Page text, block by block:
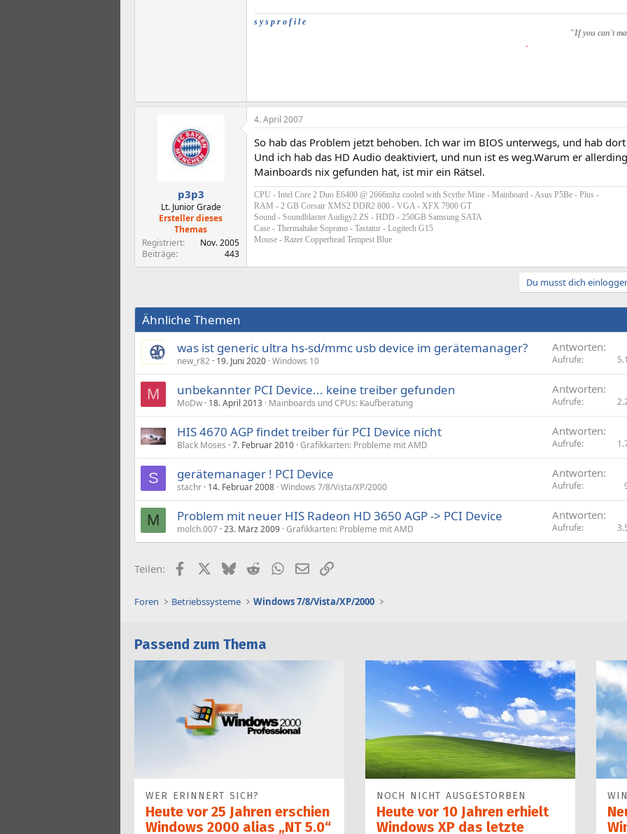
s y s p r o f i l e
"If you can't
.
p3p3
Lt. Junior Grade
Ersteller dieses
Themas
Registriert
Nov. 2005
Beiträge
443
4. April 2007
So hab das Problem jetzt behoben. Ich war im BIOS unterwegs, und hab
Und ich hab das HD Audio deaktiviert, und nun ist es weg.Warum er
Mainboards nix gefunden hat, ist mir ein Rätsel.
CPU - Intel Core 2 Duo E6400 @ 2666mhz cooled with Scythe Mine - Mainboard - Asus P5Be - Plus -
RAM - 2 GB Corsair XMS2 DDR2 800 - VGA - XFX 7900 GT
Sound - Soundblaster Audigy2 ZS - HDD - 250GB Samsung SATA
Case - Thermaltake Soprano - Tastatur - Logitech G15
Mouse - Razer Copperhead Tempest Blue
Du musst dich
Ähnliche Themen
was ist generic ultra hs-sd/mmc usb device im gerätemanager?
new_r82 19. Juni 2020 Windows 10
Antworten
Aufrufe
M unbekannter PCI Device... keine treiber gefunden
MoDw 18. April 2013 Mainboards und CPUs: Kaufberatung
Antworten
Aufrufe
HIS 4670 AGP findet treiber für PCI Device nicht
Black Moses 7. Februar 2010 Grafikkarten: Probleme mit AMD
Antworten
Aufrufe
S gerätemanager ! PCI Device
stachr 14. Februar 2008 Windows 7/8/Vista/XP/2000
Antworten
Aufrufe
M Problem mit neuer HIS Radeon HD 3650 AGP -> PCI Device
molch.007 23. März 2009 Grafikkarten: Probleme mit AMD
Antworten
Aufrufe
Teilen: FacebookX (Twitter)
BlueskyRedditWhatsApp
E-MailLink
Foren Betriebssysteme Windows 7/8/Vista/XP/2000
Passend zum Thema
WER ERINNERT SICH?
Heute vor 25 Jahren erschien
Windows 2000 alias „NT 5.0“
NOCH NICHT AUSGESTORBEN
Heute vor 10 Jahren erhielt
Windows XP das letzte